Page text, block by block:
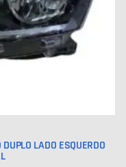
LADO ESQUERDO